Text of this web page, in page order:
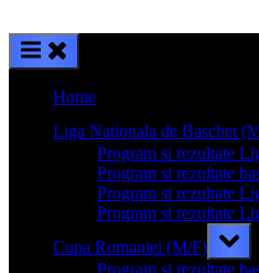
Home
Liga Nationala de Baschet
Program si rezultate
Program si rezultate
Program si rezultate
Program si rezultate
Cupa Romaniei (M/F)
Toggle
sub-
menu
Program si rezultate